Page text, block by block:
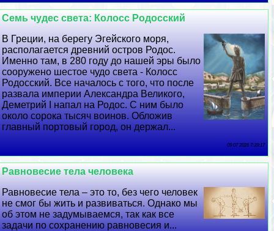
Семь чудес света: Колосс Родосский
В Греции, на берегу Эгeйского моря,
располагается древний остров Родос.
Именно там, в 280 году до нашей эры было
сооружено шестое чудо света - Колосс
Родосский. Все началось с того, что после
развала империи Александра Великого,
Деметрий I напал на Родос. С ним было
около сорока тысяч воинов. Обложив
главный портовый город, он держал...
09 07 2026 7:39:17
Равновесие тела человека
Равновесие тела – это то, без чего человек
не смог бы жить и развиваться. Однако мы
об этом не задумываемся, так как все
задачи по сохранению равновесия и...